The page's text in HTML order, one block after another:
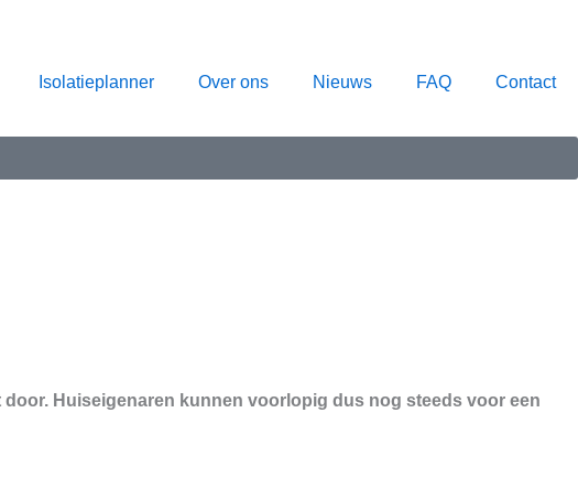
Isolatieplanner Over ons Nieuws FAQ Contact
Huiseigenaren kunnen voorlopig dus nog steeds voor een